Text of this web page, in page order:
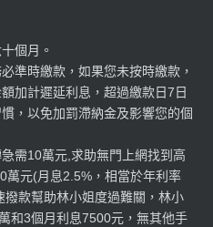
個月。
準時繳款，如果您未按時繳款，
加計遲延利息，超過繳款日7日
，以免加罰滯納金及影響您的個
需10萬元,求助無門上網找到高
萬元(月息2.5%，相當於年利率
款幫助林小姐度過難關，林小
和3個月利息7500元，無其他手